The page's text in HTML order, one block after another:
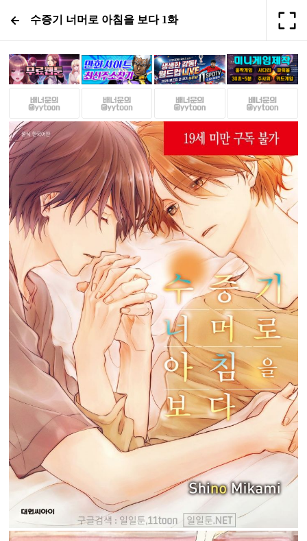
수증기 너머로 아침을 보다 1화